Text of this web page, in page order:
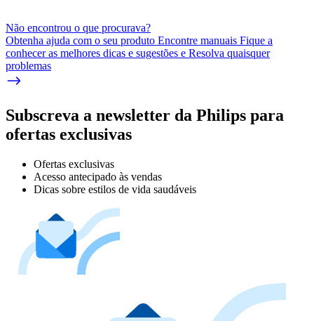
Não encontrou o que procurava?
Obtenha ajuda com o seu produto Encontre manuais Fique a
conhecer as melhores dicas e sugestões e Resolva quaisquer
problemas
Subscreva a newsletter da Philips para
ofertas exclusivas
Ofertas exclusivas
Acesso antecipado às vendas
Dicas sobre estilos de vida saudáveis